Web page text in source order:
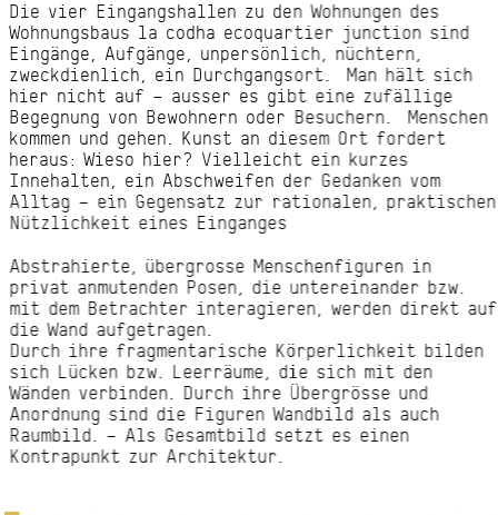
Die vier Eingangshallen zu den Wohnungen des
Wohnungsbaus la codha ecoquartier junction sind
Eingänge, Aufgänge, unpersönlich, nüchtern,
zweckdienlich, ein Durchgangsort. Man hält sich
hier nicht auf – ausser es gibt eine zufällige
Begegnung von Bewohnern oder Besuchern. Menschen
kommen und gehen. Kunst an diesem Ort fordert
heraus: Wieso hier? Vielleicht ein kurzes
Innehalten, ein Abschweifen der Gedanken vom
Alltag – ein Gegensatz zur rationalen, praktischen
Nützlichkeit eines Einganges
Abstrahierte, übergrosse Menschenfiguren in
privat anmutenden Posen, die untereinander bzw.
mit dem Betrachter interagieren, werden direkt auf
die Wand aufgetragen.
Durch ihre fragmentarische Körperlichkeit bilden
sich Lücken bzw. Leerräume, die sich mit den
Wänden verbinden. Durch ihre Übergrösse und
Anordnung sind die Figuren Wandbild als auch
Raumbild. – Als Gesamtbild setzt es einen
Kontrapunkt zur Architektur.